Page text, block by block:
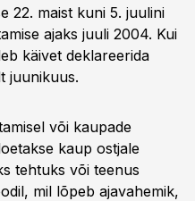
22. maist kuni 5. juulini
ajaks juuli 2004. Kui
käivet deklareerida
juunikuus.
või kaupade
kaup ostjale
tehtuks või teenus
mil lõpeb ajavahemik,